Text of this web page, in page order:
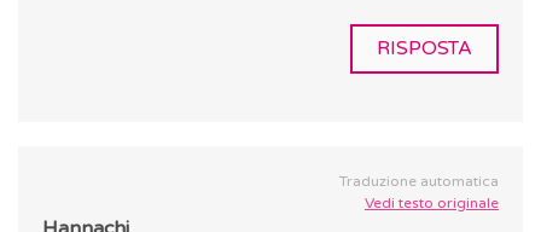
RISPOSTA
Traduzione automatica
Vedi testo originale